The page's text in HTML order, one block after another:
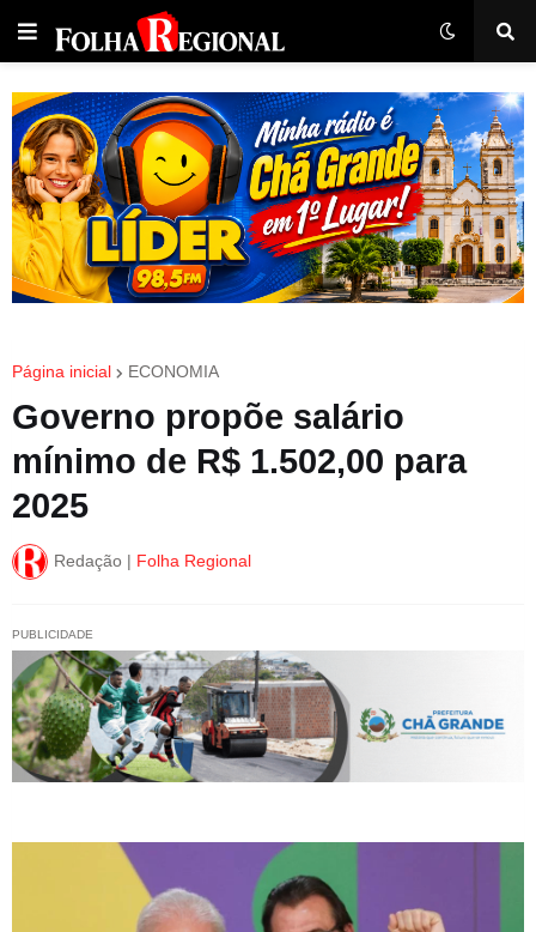
Página inicial ECONOMIA
Governo propõe salário
mínimo de R$ 1.502,00 para
2025
Redação | Folha Regional
PUBLICIDADE